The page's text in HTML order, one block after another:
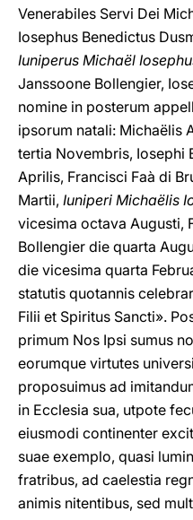
Venerabiles Servi Dei
Iosephus Benedictus
Iuniperus Michaël
Janssoone Bollengier,
nomine in posterum
ipsorum natali: Michaëlis
tertia Novembris, Iosephi
Aprilis, Francisci Faà di
Martii, Iuniperi Michaëlis
vicesima octava Augusti,
Bollengier die quarta
die vicesima quarta
statutis quotannis
Filii et Spiritus Sancti».
primum Nos Ipsi sumus
eorumque virtutes
proposuimus ad
in Ecclesia sua, utpote
eiusmodi continenter
suae exemplo, quasi
fratribus, ad caelestia
animis nitentibus, sed